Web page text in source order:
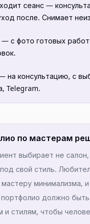
сеанс —
после. Снимает
с фото готовых
на консультацию, с
Telegram.
по мастерам
выбирает не
свой стиль.
минимализма,
должно быть
и стилям, чтобы